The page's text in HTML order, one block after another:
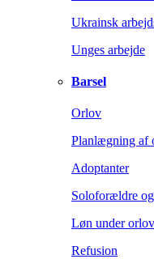
Ukrainsk
Unges arbejde
Barsel
Orlov
Planlægning af
Adoptanter
Soloforældre
Løn under orlov
Refusion